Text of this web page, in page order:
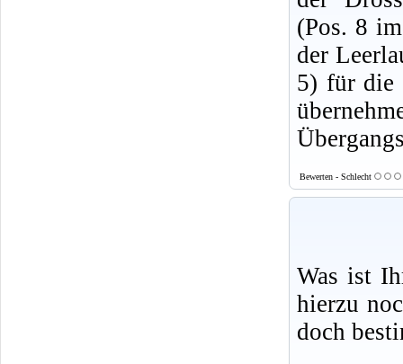
(Pos. 8
der
5) für die
Bewerten - Schlecht
Was ist
hierzu
doch